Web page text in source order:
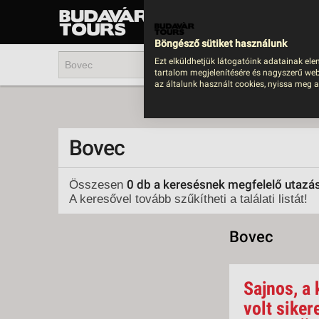
UTAZÁS
Bovec
Összesen 0 db a keresésnek megfelelő
A keresővel tovább szűkítheti a találati listát!
Bovec
Sajnos, a
volt
Böngésző sütiket használunk
Ezt elküldhetjük látogatóink adatainak
tartalom megjelenítésére és nagyszerű
az általunk használt cookies, nyissa meg